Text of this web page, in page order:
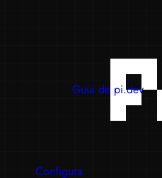
Guía de pi.dev
Configura